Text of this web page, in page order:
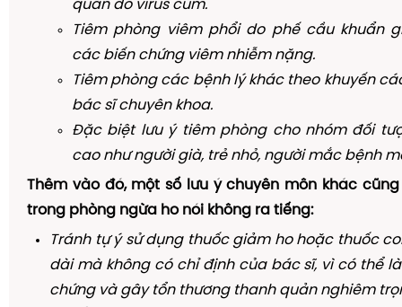
quản do virus cúm.
Tiêm phòng viêm phổi do phế cầu khuẩn
các biến chứng viêm nhiễm nặng.
Tiêm phòng các bệnh lý khác theo khuyến
bác sĩ chuyên khoa.
Đặc biệt lưu ý tiêm phòng cho nhóm đối
cao như người già, trẻ nhỏ, người mắc bệnh
Thêm vào đó, một số lưu ý chuyên môn khác
trong phòng ngừa ho nói không ra tiếng:
Tránh tự ý sử dụng thuốc giảm ho hoặc thuốc
dài mà không có chỉ định của bác sĩ, vì có thể
chứng và gây tổn thương thanh quản nghiêm